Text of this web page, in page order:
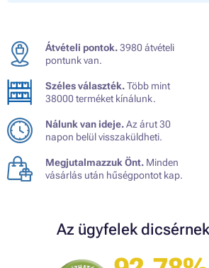
Átvételi pontok.3980 átvételi
pontunk van.
Széles választék.Több mint
38000 terméket kínálunk.
Nálunk van ideje.Az árut 30
napon belül visszaküldheti.
Megjutalmazzuk Önt. Minden
vásárlás után hűségpontot kap.
Az ügyfelek